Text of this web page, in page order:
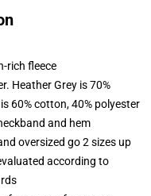
rich fleece
Heather Grey is 70%
60% cotton, 40% polyester
and hem
oversized go 2 sizes up
according to